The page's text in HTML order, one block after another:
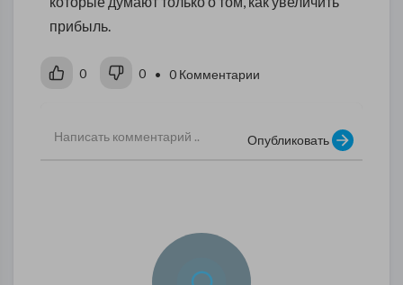
прибыль.
0 0 • 0 Комментарии
Опубликовать